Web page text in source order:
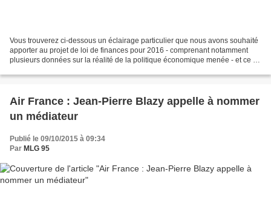
Vous trouverez ci-dessous un éclairage particulier que nous avons souhaité
apporter au projet de loi de finances pour 2016 - comprenant notamment
plusieurs données sur la réalité de la politique économique menée - et ce en
Air France : Jean-Pierre Blazy appelle à nommer
un médiateur
Publié le 09/10/2015 à 09:34
Par MLG 95